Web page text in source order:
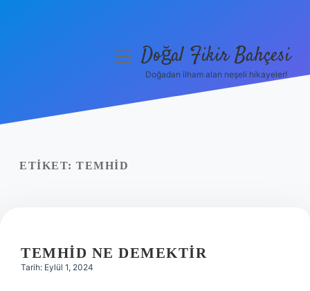
Yasal Uyarı
menüyüDoğal Fikir Bahçesi
Doğadan ilham alan neşeli hikayeler!
ETIKET: TEMHID
TEMHID NE DEMEKTIR
Tarih: Eylül 1, 2024